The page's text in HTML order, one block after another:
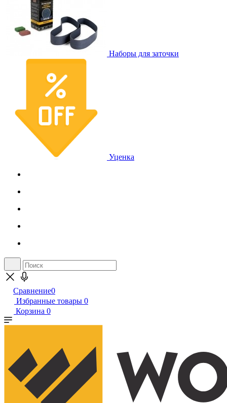
Наборы для заточки
Уценка
Сравнение0
Избранные товары 0
Корзина 0